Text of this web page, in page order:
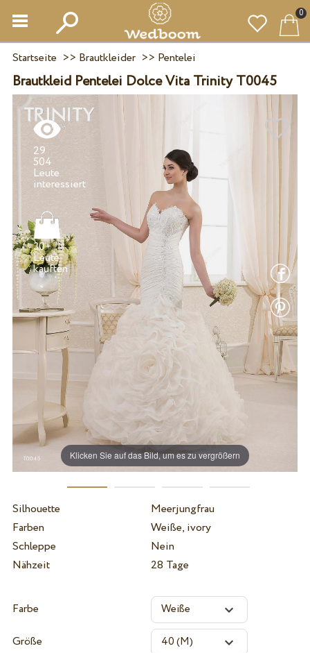
0
Startseite >> Brautkleider>> Pentelei
Brautkleid Pentelei Dolce Vita Trinity T0045
Klicken Sie auf das Bild, um es zu vergrößern
29
504
Leute
30+
Leute
kauften
Silhouette
Meerjungfrau
Farben
Weiße, ivory
Schleppe
Nein
Nähzeit
28 Tage
Farbe
Größe